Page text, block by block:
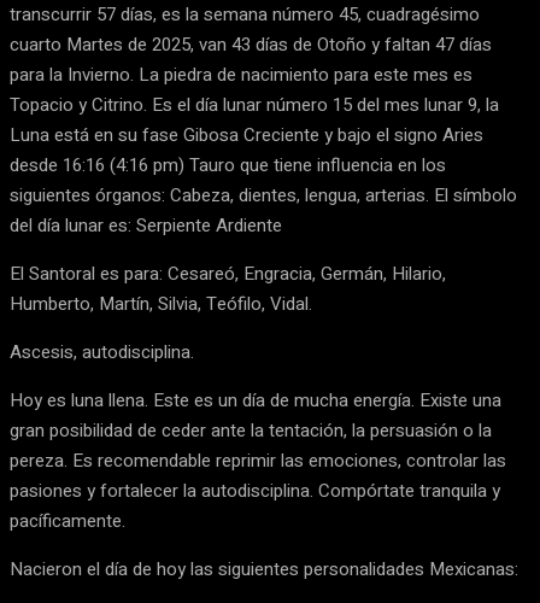
transcurrir 57 días, es la semana número 45, cuadragésimo
cuarto Martes de 2025, van 43 días de Otoño y faltan 47 días
para la Invierno. La piedra de nacimiento para este mes es
Topacio y Citrino. Es el día lunar número 15 del mes lunar 9, la
Luna está en su fase Gibosa Creciente y bajo el signo Aries
desde 16:16 (4:16 pm) Tauro que tiene influencia en los
siguientes órganos: Cabeza, dientes, lengua, arterias. El símbolo
del día lunar es: Serpiente Ardiente
El Santoral es para: Cesareó, Engracia, Germán, Hilario,
Humberto, Martín, Silvia, Teófilo, Vidal.
Ascesis, autodisciplina.
Hoy es luna llena. Este es un día de mucha energía. Existe una
gran posibilidad de ceder ante la tentación, la persuasión o la
pereza. Es recomendable reprimir las emociones, controlar las
pasiones y fortalecer la autodisciplina. Compórtate tranquila y
pacíficamente.
Nacieron el día de hoy las siguientes personalidades Mexicanas: